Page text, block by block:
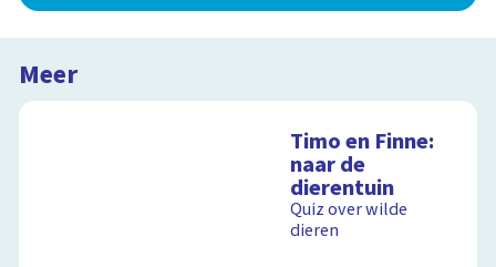
Meer
Timo en Finne:
naar de
dierentuin
Quiz over wilde
dieren